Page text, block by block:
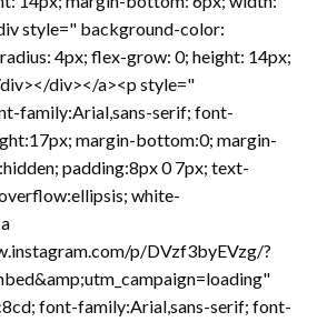
style=" background-color:
4px; flex-grow: 0; height: 14px;
div></a><p style="
family:Arial,sans-serif; font-
margin-bottom:0; margin-
padding:8px 0 7px; text-
white-
p/DVzf3byEVzg/?
font-family:Arial,sans-serif; font-